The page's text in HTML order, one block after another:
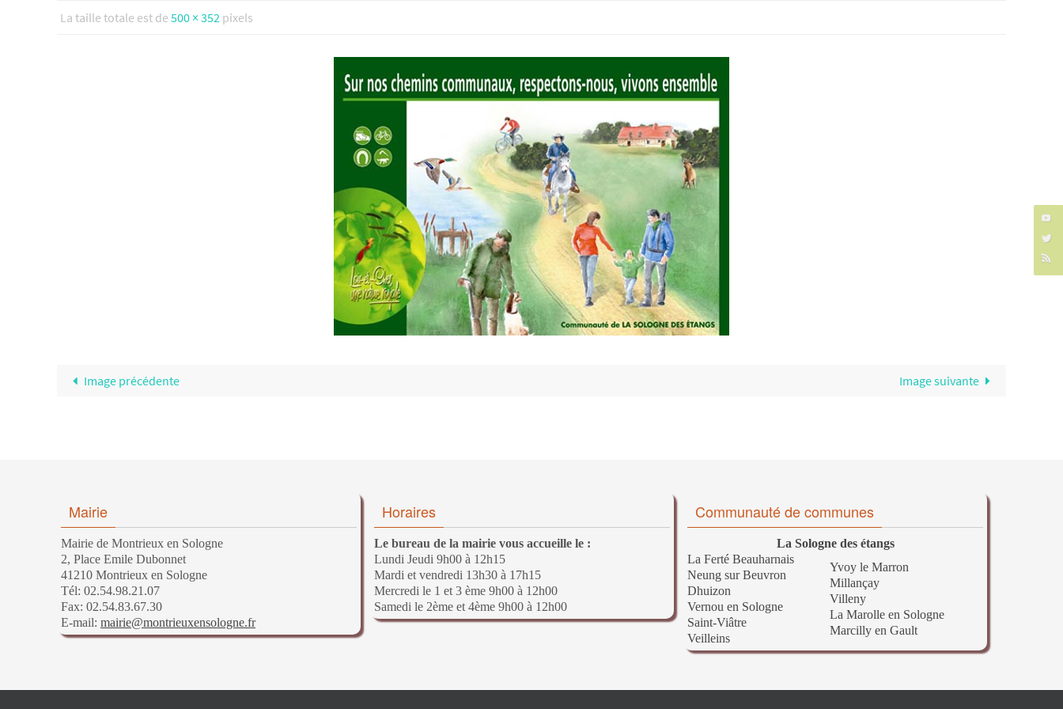
La taille totale est de 500 × 352 pixels
Image précédente Image suivante
Mairie
Mairie de Montrieux en Sologne
2, Place Emile Dubonnet
41210 Montrieux en Sologne
Tél: 02.54.98.21.07
Fax: 02.54.83.67.30
E-mail: mairie@montrieuxensologne.fr
Horaires
Le bureau de la mairie vous accueille le :
Lundi Jeudi 9h00 à 12h15
Mardi et vendredi 13h30 à 17h15
Mercredi le 1 et 3 ème 9h00 à 12h00
Samedi le 2ème et 4ème 9h00 à 12h00
Communauté de communes
La Sologne des étangs
La Ferté Beauharnais
Neung sur Beuvron
Dhuizon
Vernou en Sologne
Saint-Viâtre
Veilleins
Yvoy le Marron
Millançay
Villeny
La Marolle en Sologne
Marcilly en Gault